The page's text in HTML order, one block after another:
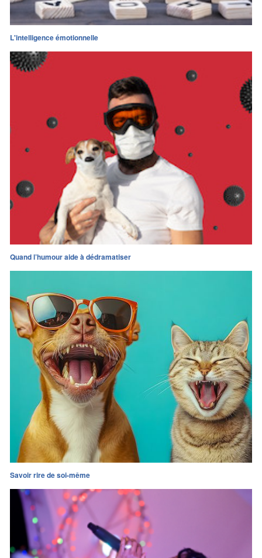
L'intelligence émotionnelle
Quand l’humour aide à dédramatiser
Savoir rire de soi-même